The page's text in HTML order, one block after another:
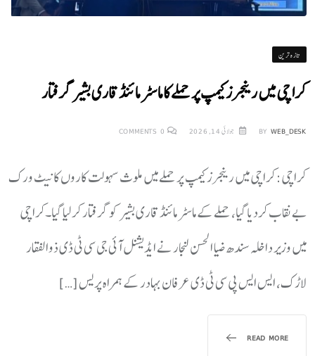
تازہ ترین
کراچی میں رینجرز کیمپ پر حملے کا ماسٹر مائنڈ قاری بشیر گرفتار
BY WEB_DESK جولائی 14, 2026 0
کراچی: کراچی میں رینجرز کیمپ پر حملے میں ملوث سہولت کاروں کا نیٹ ورک
بے نقاب کردیا گیا، حملے کے ماسٹر مائنڈ قاری بشیر کو گرفتار کرلیا گیا۔کراچی
میں وزیر داخلہ سندھ ضیا الحسن لنجار نے ایڈیشنل آئی جی سی ٹی ڈی ذوالفقار
لاڑک، ایس ایس پی سی ٹی ڈی عرفان بہادر کے ہمراہ پریس […]
READ MORE